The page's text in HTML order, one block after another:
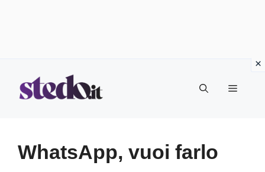
Menu
WhatsApp, vuoi farlo